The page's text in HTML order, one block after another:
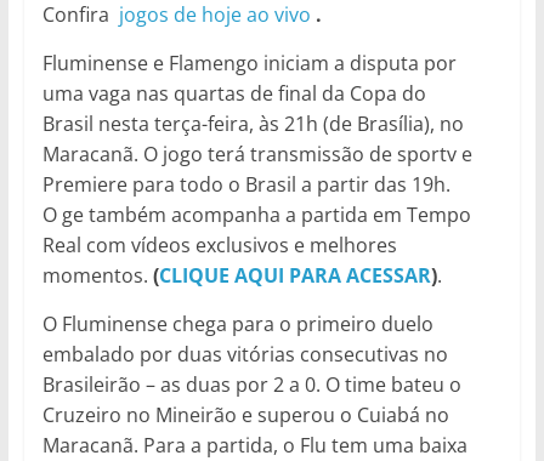
Confira jogos de hoje ao vivo .
Fluminense e Flamengo iniciam a disputa por
uma vaga nas quartas de final da Copa do
Brasil nesta terça-feira, às 21h (de Brasília), no
Maracanã. O jogo terá transmissão de sportv e
Premiere para todo o Brasil a partir das 19h.
O ge também acompanha a partida em Tempo
Real com vídeos exclusivos e melhores
momentos. (CLIQUE AQUI PARA ACESSAR).
O Fluminense chega para o primeiro duelo
embalado por duas vitórias consecutivas no
Brasileirão – as duas por 2 a 0. O time bateu o
Cruzeiro no Mineirão e superou o Cuiabá no
Maracanã. Para a partida, o Flu tem uma baixa